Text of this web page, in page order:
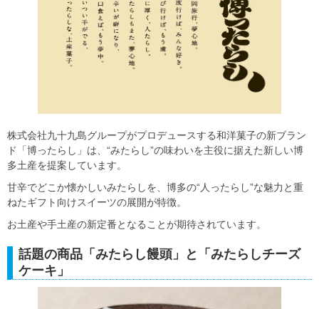
株式会社九十九島グループがプロデュースする和洋菓子の新ブラン
ド「博ったらし」は、“みたらし”の味わいを主役に据えた新しい博
多土産を提案しています。
甘辛でどこか懐かしいみたらしを、博多の“人ったらし”な魅力と重
ねたギフト向けスイーツの展開が特徴。
お土産や手土産の新定番となることが期待されています。
話題の商品「みたらし饅頭」と「みたらしチーズ
ケーキ」